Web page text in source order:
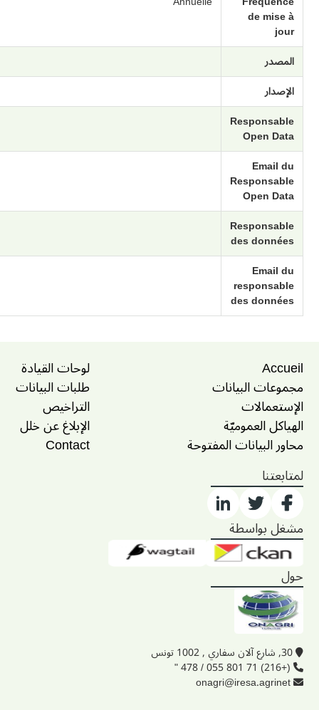
de mise à
jour
المصدر
الإصدار
Responsable
Open Data
Email du
Responsable
Open Data
Responsable
des données
Email du
responsable
des données
Accueil
مجموعات البيانات
الإستعمالات
الهياكل العموميّة
محاور البيانات المفتوحة
لوحات القيادة
طلبات البيانات
التراخيص
الإبلاغ عن خلل
Contact
لمتابعتنا
مشغل بواسطة
حول
30, شارع آلان سفاري , 1002 تونس
(+216) 71 801 055 / 478 "
onagri@iresa.agrinet